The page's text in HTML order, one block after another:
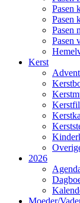
Pasen
Pasen
Pasen
Pasen
Kerst
Advent
2026
Moeder/